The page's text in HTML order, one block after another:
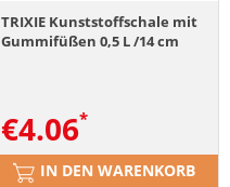
TRIXIE Kunststoffschale mit
Gummifüßen 0,5 L /14 cm
€4.06
IN DEN WARENKORB